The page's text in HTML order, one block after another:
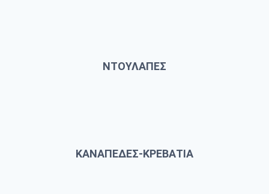
ΝΤΟΥΛΑΠΕΣ
ΚΑΝΑΠΕΔΕΣ-ΚΡΕΒΑΤΙΑ